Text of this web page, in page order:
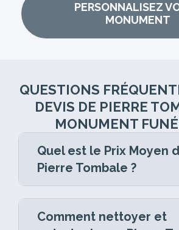
PERSONNALISEZ
MONUMENT
QUESTIONS
DEVIS DE PIERRE
MONUMENT
Quel est le Prix Moyen
Pierre Tombale ?
l’amour pour un être cher
Comment nettoyer et